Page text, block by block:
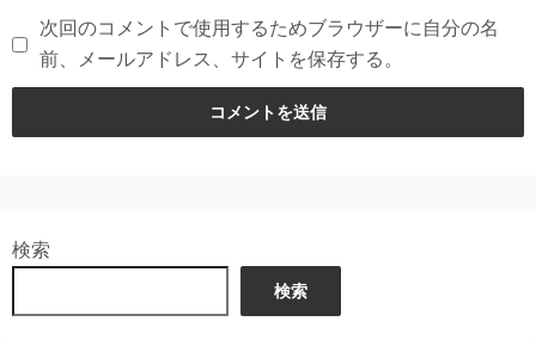
次回のコメントで使用するためブラウザーに自分の名
前、メールアドレス、サイトを保存する。
検索
検索